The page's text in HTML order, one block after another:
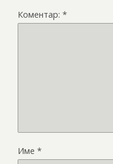
Коментар: *
Име *